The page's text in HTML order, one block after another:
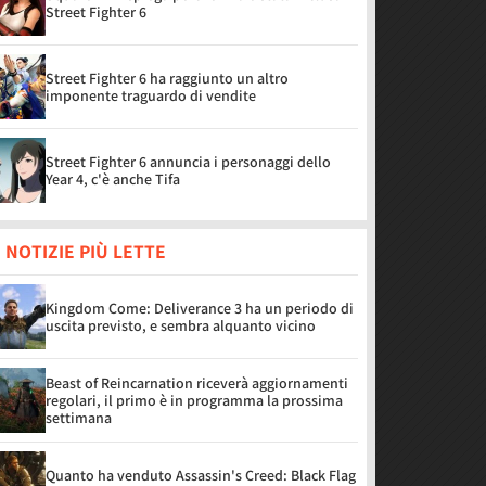
Street Fighter 6
Street Fighter 6 ha raggiunto un altro
imponente traguardo di vendite
Street Fighter 6 annuncia i personaggi dello
Year 4, c'è anche Tifa
NOTIZIE PIÙ LETTE
Kingdom Come: Deliverance 3 ha un periodo di
uscita previsto, e sembra alquanto vicino
Beast of Reincarnation riceverà aggiornamenti
regolari, il primo è in programma la prossima
settimana
Quanto ha venduto Assassin's Creed: Black Flag